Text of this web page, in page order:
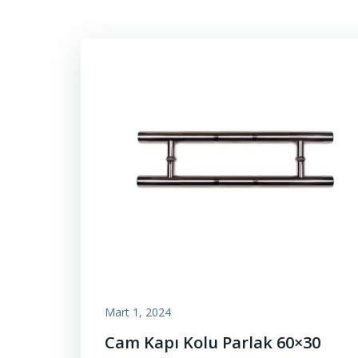
Mart 1, 2024
Cam Kapı Kolu Parlak 60×30